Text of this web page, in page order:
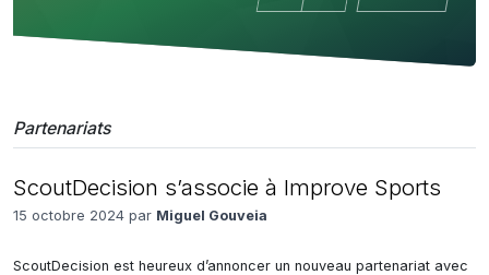
Partenariats
ScoutDecision s’associe à Improve Sports
15 octobre 2024 par Miguel Gouveia
ScoutDecision est heureux d’annoncer un nouveau partenariat avec